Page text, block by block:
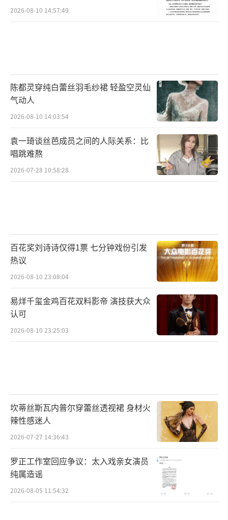
2026-08-10 14:57:49
陈都灵穿纯白蕾丝羽毛纱裙 轻盈空灵仙
气动人
2026-08-10 14:03:54
袁一琦谈丝芭成员之间的人际关系：比
唱跳难熬
2026-07-28 10:58:28
百花奖刘诗诗仅得1票 七分钟戏份引发
热议
2026-08-10 23:08:04
易烊千玺金鸡百花双料影帝 演技获大众
认可
2026-08-10 23:25:03
坎蒂丝斯瓦内普尔穿蕾丝透视裙 身材火
辣性感迷人
2026-07-27 14:36:43
罗正工作室回应争议：太入戏亲女演员
纯属造谣
2026-08-05 11:54:32